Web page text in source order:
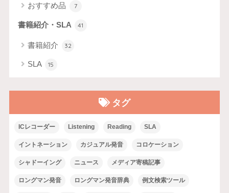
おすすめ品 7
書籍紹介・SLA 41
書籍紹介 32
SLA 15
タグ
ICレコーダー Listening Reading SLA
イントネーション カジュアル発音 コロケーション
シャドーイング ニュース メディア寄稿記事
ロングマン発音 ロングマン発音辞典 例文検索ツール